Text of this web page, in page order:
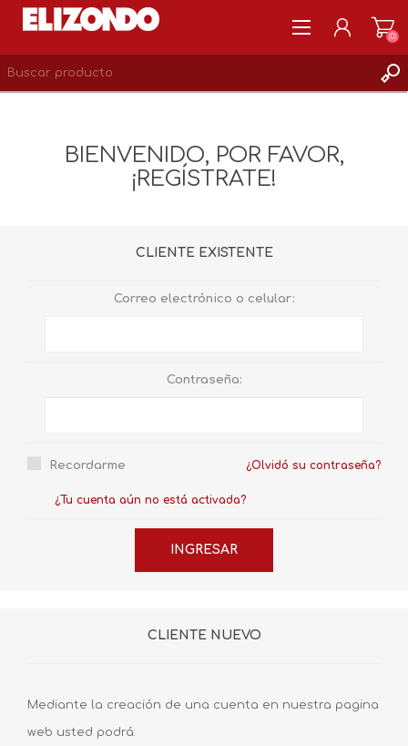
LISTA DE DESEOS 0
(0)
BIENVENIDO, POR FAVOR,
¡REGÍSTRATE!
CLIENTE EXISTENTE
Correo electrónico o celular:
Contraseña:
Recordarme ¿Olvidó su contraseña?
¿Tu cuenta aún no está activada?
CLIENTE NUEVO
Mediante la creación de una cuenta en nuestra pagina
web usted podrá: